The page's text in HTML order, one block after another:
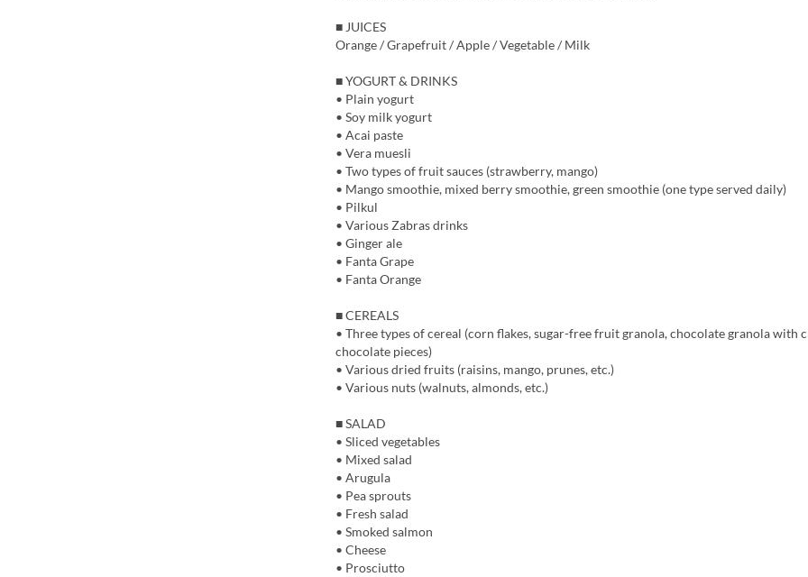
■ JUICES
Orange / Grapefruit / Apple / Vegetable / Milk
■ YOGURT & DRINKS
• Plain yogurt
• Soy milk yogurt
• Acai paste
• Vera muesli
• Two types of fruit sauces (strawberry, mango)
• Mango smoothie, mixed berry smoothie, green smoothie (one type served daily)
• Pilkul
• Various Zabras drinks
• Ginger ale
• Fanta Grape
• Fanta Orange
■ CEREALS
• Three types of cereal (corn flakes, sugar-free fruit granola, chocolate granola with
chocolate pieces)
• Various dried fruits (raisins, mango, prunes, etc.)
• Various nuts (walnuts, almonds, etc.)
■ SALAD
• Sliced vegetables
• Mixed salad
• Arugula
• Pea sprouts
• Fresh salad
• Smoked salmon
• Cheese
• Prosciutto